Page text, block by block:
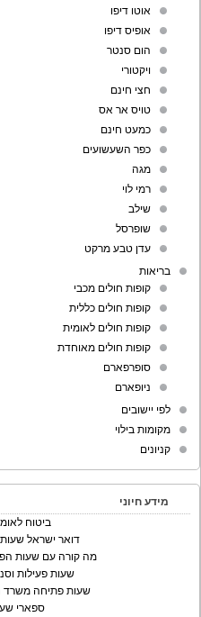
אוטו דיפו
אופיס דיפו
הום סנטר
ויקטורי
חצי חינם
טויס אר אס
כמעט חינם
כפר השעשועים
מגה
רמי לוי
שילב
שופרסל
עדן טבע מרקט
בריאות
קופות חולים מכבי
קופות חולים כללית
קופות חולים לאומית
קופות חולים מאוחדת
סופרפארם
ניופארם
לפי יישובים
מקומות בילוי
קניונים
מידע חיוני
ביטוח
דואר ישראל
מה קורה עם שעות
שעות פעילות
שעות פתיחה משרד
ספארי